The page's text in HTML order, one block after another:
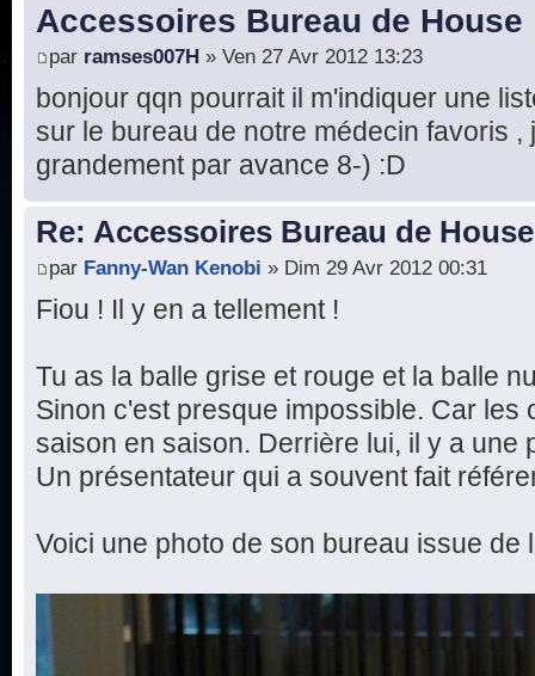
Accessoires Bureau de House
par ramses007H » Ven 27 Avr 2012 13:23
bonjour qqn pourrait il m'indiquer une
sur le bureau de notre médecin favoris ,
grandement par avance 8-) :D
Re: Accessoires Bureau de House
par Fanny-Wan Kenobi » Dim 29 Avr 2012 00:31
Fiou ! Il y en a tellement !
Tu as la balle grise et rouge et la balle
Sinon c'est presque impossible. Car les
saison en saison. Derrière lui, il y a une
Un présentateur qui a souvent fait
Voici une photo de son bureau issue de